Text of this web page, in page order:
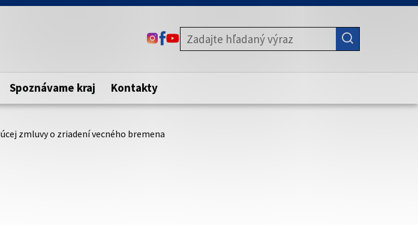
Táto stránka je zabezpečená
zabezpečenú webovú stránku. Zabezpečená stránka vždy začína
https:// pred názvom domény webového sídla.
ODKAZ SA OTVORÍ NA NOVEJ KARTE
ODKAZ SA OTVORÍ NA NOVEJ KARTE
ODKAZ SA OTVORÍ NA NOVEJ KARTE
Spoznávame kraj Kontakty
zmluvy o zriadení vecného bremena